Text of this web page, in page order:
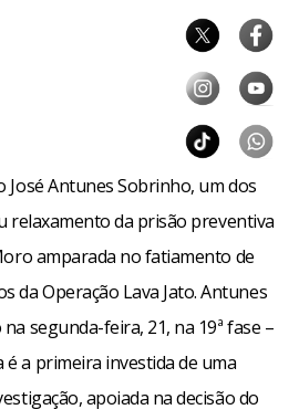
José Antunes Sobrinho, um dos
relaxamento da prisão preventiva
amparada no fatiamento de
da Operação Lava Jato. Antunes
segunda-feira, 21, na 19ª fase –
é a primeira investida de uma
apoiada na decisão do